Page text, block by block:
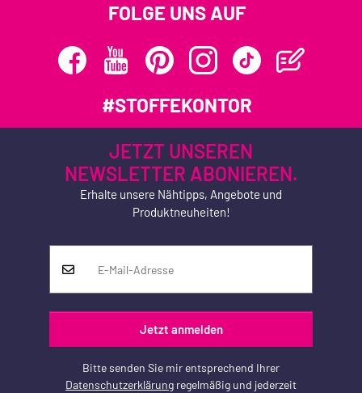
FOLGE UNS AUF
#STOFFEKONTOR
JETZT UNSEREN
NEWSLETTER ABONIEREN.
Erhalte unsere Nähtipps, Angebote und
Produktneuheiten!
Jetzt anmelden
Bitte senden Sie mir entsprechend Ihrer
Datenschutzerklärung regelmäßig und jederzeit